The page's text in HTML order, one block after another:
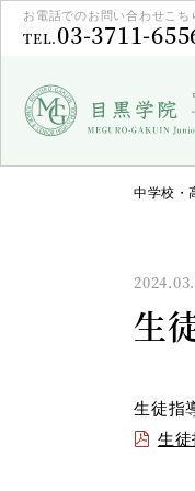
お電話でのお問い合わせこち
TEL.03-3711-
中学校・
生
生徒指
生